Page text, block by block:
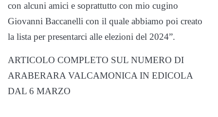
con alcuni amici e soprattutto con mio cugino
Giovanni Baccanelli con il quale abbiamo poi creato
la lista per presentarci alle elezioni del 2024”.
ARTICOLO COMPLETO SUL NUMERO DI
ARABERARA VALCAMONICA IN EDICOLA
DAL 6 MARZO